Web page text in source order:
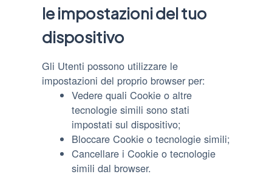
le impostazioni del tuo
dispositivo
Gli Utenti possono utilizzare le
impostazioni del proprio browser per:
Vedere quali Cookie o altre
tecnologie simili sono stati
impostati sul dispositivo;
Bloccare Cookie o tecnologie simili;
Cancellare i Cookie o tecnologie
simili dal browser.